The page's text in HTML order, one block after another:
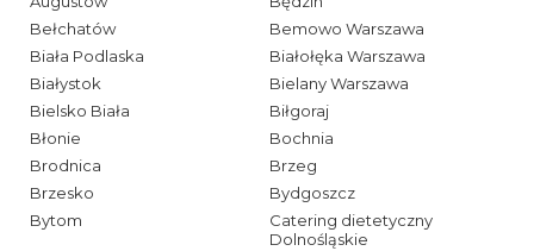
Bełchatów
Bemowo Warszawa
Biała Podlaska
Białołęka Warszawa
Białystok
Bielany Warszawa
Bielsko Biała
Biłgoraj
Błonie
Bochnia
Brodnica
Brzeg
Brzesko
Bydgoszcz
Bytom
Catering dietetyczny
Dolnośląskie